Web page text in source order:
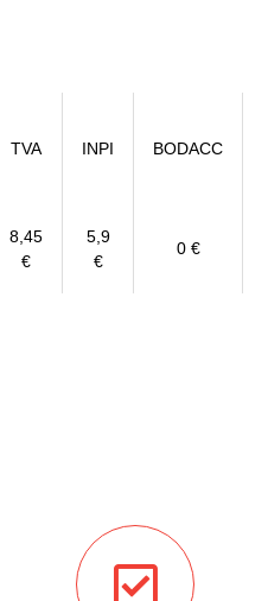
TVA INPI BODACC
8,45
€
5,9
€
0 €